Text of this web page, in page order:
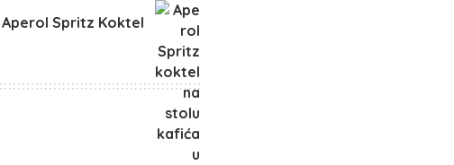
Aperol Spritz Koktel